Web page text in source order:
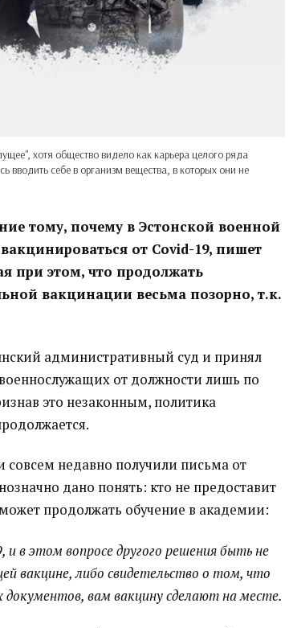
хотя общество видело как карьера целого ряда
вводить себе в организм вещества, в которых они не
тому, почему в Эстонской военной
от Covid-19, пишет
при этом, что продолжать
вакцинации весьма позорно, т.к.
административный суд и принял
от должности лишь по
это незаконным, политика
недавно получили письма от
дано понять: кто не предоставит
продолжать обучение в академии:
в этом вопросе другого решения быть не
вакцине, либо свидетельство о том, что
документов, вам вакцину сделают на месте.